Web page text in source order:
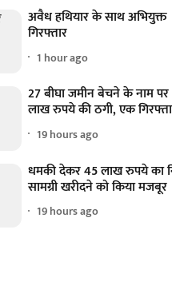
अवैध हथियार के साथ अभियुक्त
गिरफ्तार
1 hour ago
27 बीघा जमीन बेचने के नाम
लाख रुपये की ठगी, एक
19 hours ago
धमकी देकर 45 लाख रुपये का
सामग्री खरीदने को किया मजबूर
19 hours ago